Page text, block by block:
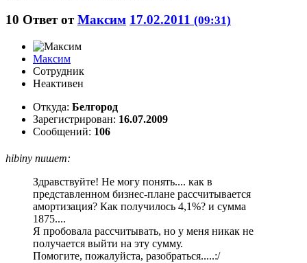
10 Ответ отМаксим 17.02.2011 (09:31)
Максим
Сотрудник
Неактивен
Откуда: Белгород
Зарегистрирован: 16.07.2009
Сообщений: 106
hibiny пишет:
Здравствуйте! Не могу понять.... как в
представленном бизнес-плане рассчитывается
амортизация? Как получилось 4,1%? и сумма
1875....
Я пробовала рассчитывать, но у меня никак не
получается выйти на эту сумму.
Помогите, пожалуйста, разобраться.....:/